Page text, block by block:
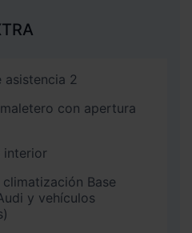
asistencia 2
con apertura
interior
Base
y vehículos